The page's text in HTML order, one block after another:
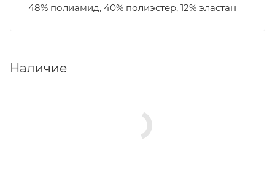
48% полиамид, 40% полиэстер, 12% эластан
Наличие